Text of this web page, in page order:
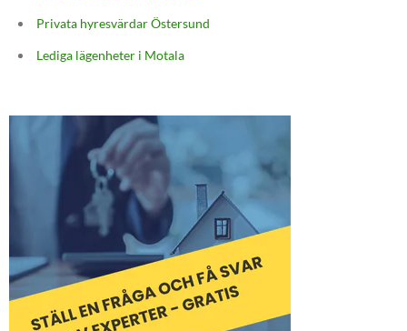
Privata hyresvärdar Östersund
Lediga lägenheter i Motala